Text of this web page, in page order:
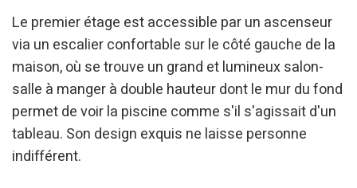
Le premier étage est accessible par un ascenseur
via un escalier confortable sur le côté gauche de la
maison, où se trouve un grand et lumineux salon-
salle à manger à double hauteur dont le mur du fond
permet de voir la piscine comme s'il s'agissait d'un
tableau. Son design exquis ne laisse personne
indifférent.
utilisateurs de ce site. Les informations collectées via ce
type de cookies sont utilisées pour mesurer l'activité du
Web pour l'élaboration des profils de navigation des
utilisateurs afin d'introduire des améliorations basées sur
l'analyse des données d'utilisation effectuée par les
utilisateurs du service. . Ils nous permettent de
sauvegarder les informations de préférence de l'utilisateur
pour améliorer la qualité de nos services et offrir une
meilleure expérience grâce aux produits recommandés.